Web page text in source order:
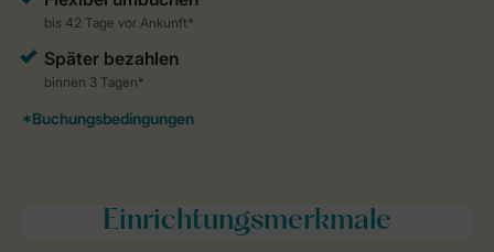
Einrichtungsmerkmale